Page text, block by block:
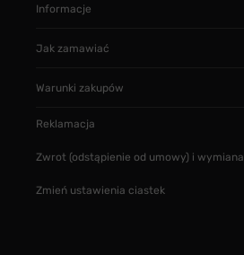
Informacje
Jak zamawiać
Warunki zakupów
Reklamacja
Zwrot (odstąpienie od umowy) i wymiana
Zmień ustawienia ciastek